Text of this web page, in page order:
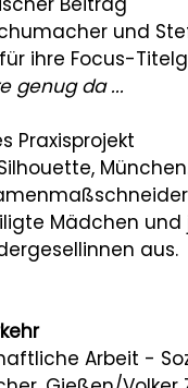
und
ihre Focus-
genug da ...
Praxisprojekt
Mädchen und
aus.
Arbeit -